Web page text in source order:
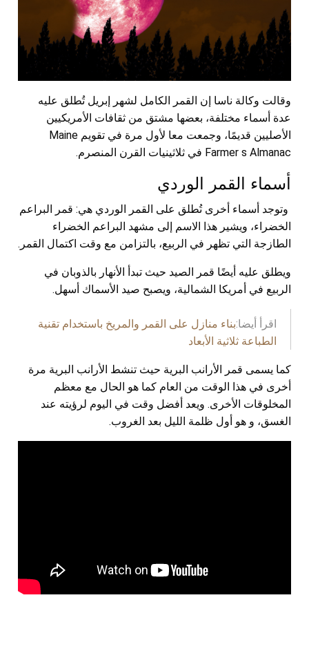
وقالت وكالة ناسا إن القمر الكامل لشهر إبريل تُطلق عليه
عدة أسماء مختلفة، بعضها مشتق من ثقافات الأمريكيين
الأصليين قديمًا، وجمعت معا لأول مرة في تقويم Maine
Farmer s Almanac في ثلاثينيات القرن المنصرم.
أسماء القمر الوردي
وتوجد أسماء أخرى تُطلق على القمر الوردي هي: قمر البراعم
الخضراء، ويشير هذا الاسم إلى مشهد البراعم الخضراء
الطازجة التي تظهر في الربيع، بالتزامن مع وقت اكتمال القمر.
ويطلق عليه أيضًا قمر الصيد حيث تبدأ الأنهار بالذوبان في
الربيع في أمريكا الشمالية، ويصبح صيد الأسماك أسهل.
اقرأ أيضا:بناء منازل على القمر والمريخ باستخدام تقنية
الطباعة ثلاثية الأبعاد
كما يسمى قمر الأرانب البرية حيث تنشط الأرانب البرية مرة
أخرى في هذا الوقت من العام كما هو الحال مع معظم
المخلوقات الأخرى. ويعد أفضل وقت في اليوم لرؤيته عند
الغسق، و هو أول ظلمة الليل بعد الغروب.